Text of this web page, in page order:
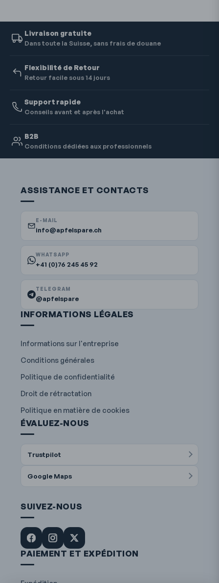
Livraison gratuite
Dans toute la Suisse, sans frais de douane
Flexibilité de Retour
Retour facile sous 14 jours
Support rapide
Conseils avant et après l'achat
B2B
Conditions dédiées aux professionnels
ASSISTANCE ET CONTACTS
E-MAIL
info@apfelspare.ch
WHATSAPP
+41 (0)76 245 45 92
TELEGRAM
@apfelspare
INFORMATIONS LÉGALES
Informations sur l'entreprise
Conditions générales
Politique de confidentialité
Droit de rétractation
Politique en matière de cookies
ÉVALUEZ-NOUS
Trustpilot
Google Maps
SUIVEZ-NOUS
PAIEMENT ET EXPÉDITION